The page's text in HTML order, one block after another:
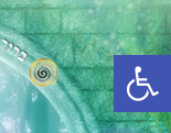
פתח סרגל נגישות